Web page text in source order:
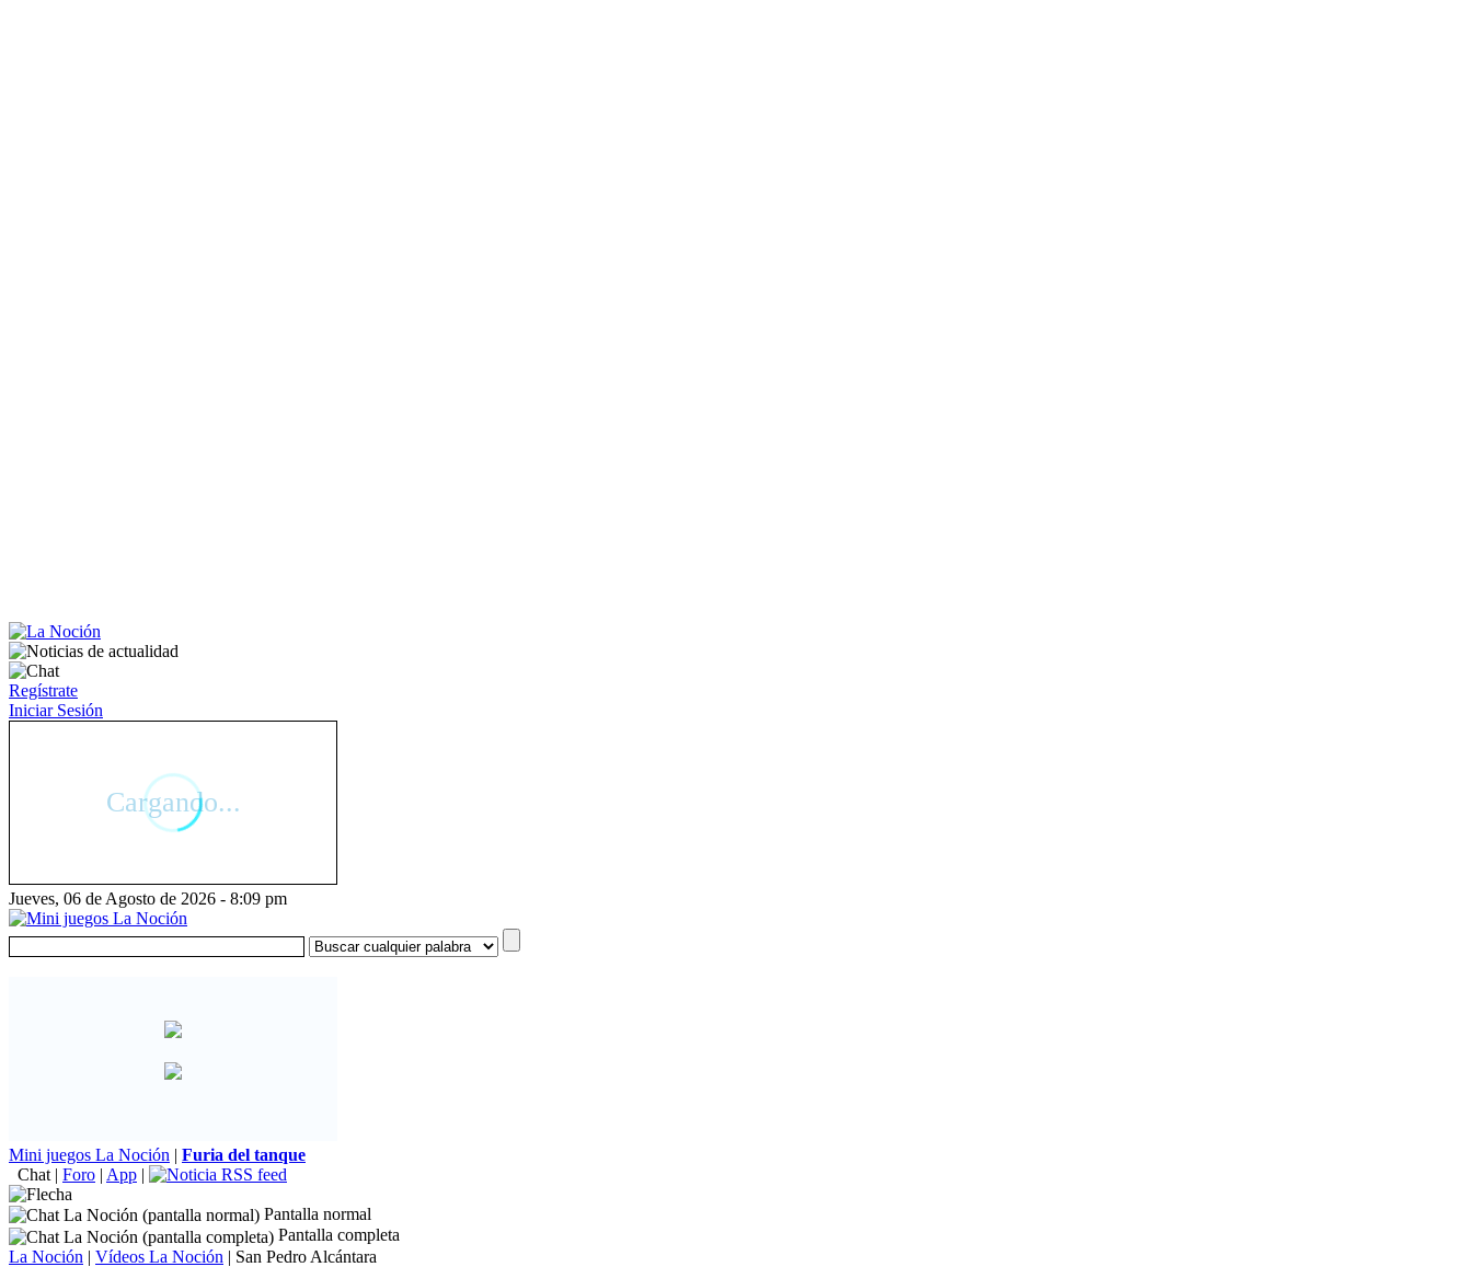
Regístrate
Iniciar Sesión
Jueves, 06 de Agosto de 2026 - 8:09 pm
Mini juegos La Noción | Furia del tanque
Chat | Foro | App |
Pantalla normal
Pantalla completa
La Noción | Vídeos La Noción | San Pedro Alcántara